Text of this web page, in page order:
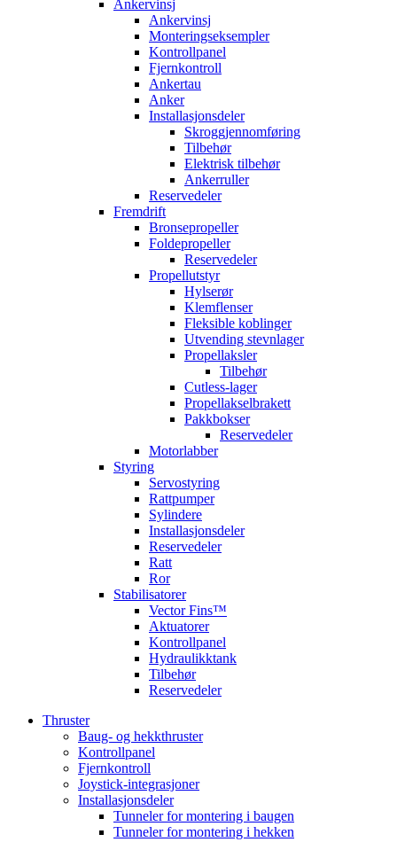
Ankervinsj
Ankervinsj
Monteringseksempler
Kontrollpanel
Fjernkontroll
Ankertau
Anker
Installasjonsdeler
Skroggjennomføring
Tilbehør
Elektrisk tilbehør
Ankerruller
Reservedeler
Fremdrift
Bronsepropeller
Foldepropeller
Reservedeler
Propellutstyr
Hylserør
Klemflenser
Fleksible koblinger
Utvending stevnlager
Propellaksler
Tilbehør
Cutless-lager
Propellakselbrakett
Pakkbokser
Reservedeler
Motorlabber
Styring
Servostyring
Rattpumper
Sylindere
Installasjonsdeler
Reservedeler
Ratt
Ror
Stabilisatorer
Vector Fins™
Aktuatorer
Kontrollpanel
Hydraulikktank
Tilbehør
Reservedeler
Thruster
Baug- og hekkthruster
Kontrollpanel
Fjernkontroll
Joystick-integrasjoner
Installasjonsdeler
Tunneler for montering i baugen
Tunneler for montering i hekken